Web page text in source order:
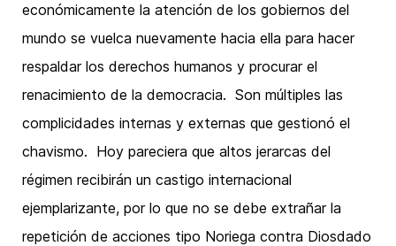
económicamente la atención de los gobiernos del
mundo se vuelca nuevamente hacia ella para hacer
respaldar los derechos humanos y procurar el
renacimiento de la democracia. Son múltiples las
complicidades internas y externas que gestionó el
chavismo. Hoy pareciera que altos jerarcas del
régimen recibirán un castigo internacional
ejemplarizante, por lo que no se debe extrañar la
repetición de acciones tipo Noriega contra Diosdado